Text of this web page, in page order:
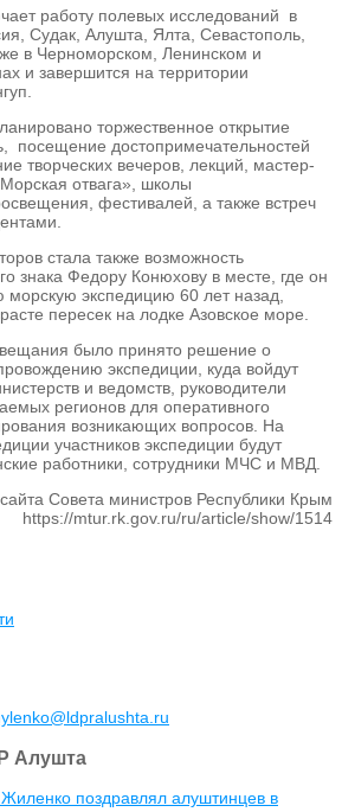
работу полевых исследований в
Судак, Алушта, Ялта, Севастополь,
в Черноморском, Ленинском и
и завершится на территории
торжественное открытие
посещение достопримечательностей
творческих вечеров, лекций, мастер-
отвага», школы
фестивалей, а также встреч
стала также возможность
знака Федору Конюхову в месте, где он
экспедицию 60 лет назад,
пересек на лодке Азовское море.
было принято решение о
экспедиции, куда войдут
и ведомств, руководители
регионов для оперативного
возникающих вопросов. На
участников экспедиции будут
работники, сотрудники МЧС и МВД.
Совета министров Республики Крым
https://mtur.rk.gov.ru/ru/article/show/1514
Алушта
поздравлял алуштинцев в